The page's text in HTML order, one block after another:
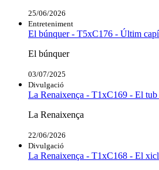
25/06/2026
Entreteniment
El búnquer - T5xC176 - Últim
El búnquer
03/07/2025
Divulgació
La Renaixença - T1xC169 - El tub
La Renaixença
22/06/2026
Divulgació
La Renaixença - T1xC168 - El